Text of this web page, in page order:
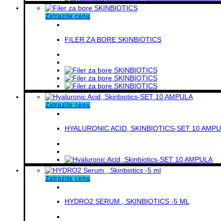
Zatrazite cenu
FILER ZA BORE SKINBIOTICS
Zatrazite cenu
HYALURONIC ACID, SKINBIOTICS-SET 10
Zatrazite cenu
HYDRO2 SERUM , SKINBIOTICS -5 ML